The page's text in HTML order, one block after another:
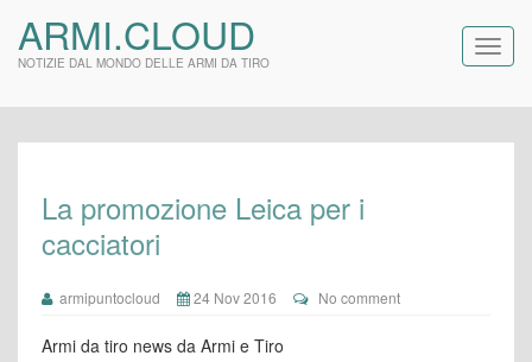
ARMI.CLOUD
NOTIZIE DAL MONDO DELLE ARMI DA TIRO
La promozione Leica per i
cacciatori
armipuntocloud 24 Nov 2016 No comment
Armi da tiro news da Armi e Tiro